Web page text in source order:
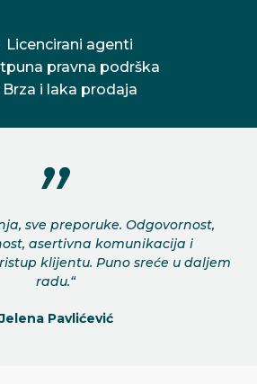
Licencirani agenti
pravna podrška
Brza i laka prodaja
sve preporuke. Odgovornost,
asertivna komunikacija i
klijentu. Puno sreće u daljem
radu.“
Pavlićević